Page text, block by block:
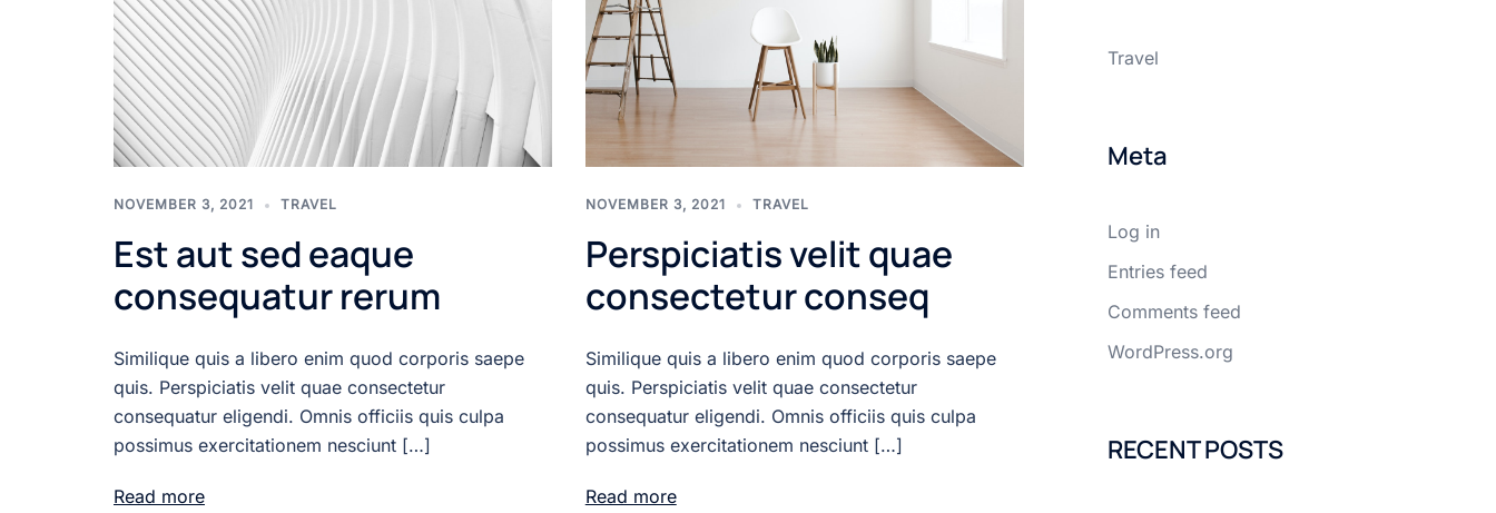
NOVEMBER 3, 2021 TRAVEL
Est aut sed eaque
consequatur rerum
Similique quis a libero enim quod corporis saepe
quis. Perspiciatis velit quae consectetur
consequatur eligendi. Omnis officiis quis culpa
possimus exercitationem nesciunt […]
Read more
NOVEMBER 3, 2021 TRAVEL
Perspiciatis velit quae
consectetur conseq
Similique quis a libero enim quod corporis saepe
quis. Perspiciatis velit quae consectetur
consequatur eligendi. Omnis officiis quis culpa
possimus exercitationem nesciunt […]
Read more
Travel
Meta
Log in
Entries feed
Comments feed
WordPress.org
RECENT POSTS